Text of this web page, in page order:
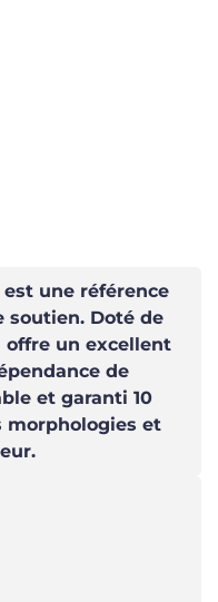
une référence
soutien. Doté de
offre un excellent
de
et garanti 10
morphologies et